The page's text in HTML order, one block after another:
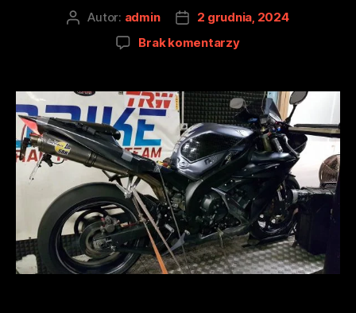
Autor: admin
2 grudnia, 2024
Brak komentarzy